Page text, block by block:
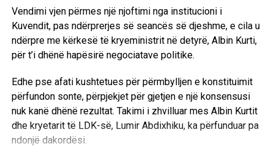
Vendimi vjen përmes një njoftimi nga institucioni i
Kuvendit, pas ndërprerjes së seancës së djeshme, e cila u
ndërpre me kërkesë të kryeministrit në detyrë, Albin Kurti,
për t’i dhënë hapësirë negociatave politike.
Edhe pse afati kushtetues për përmbylljen e konstituimit
përfundon sonte, përpjekjet për gjetjen e një konsensusi
nuk kanë dhënë rezultat. Takimi i zhvilluar mes Albin Kurtit
dhe kryetarit të LDK-së, Lumir Abdixhiku, ka përfunduar pa
ndonjë dakordësi.